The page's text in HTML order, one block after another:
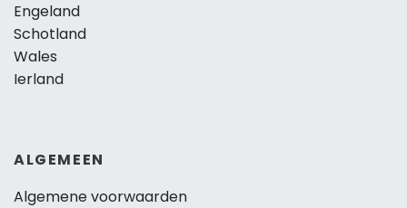
Engeland
Schotland
Wales
Ierland
ALGEMEEN
Algemene voorwaarden